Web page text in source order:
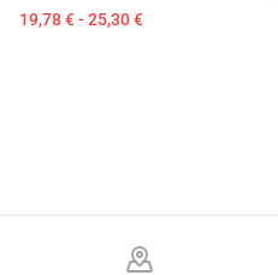
19,78 € - 25,30 €